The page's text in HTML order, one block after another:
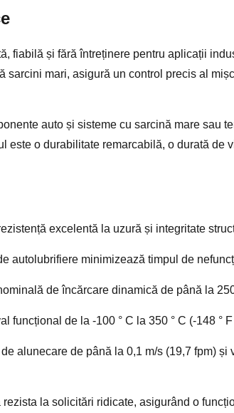
fiabilă și fără întreținere pentru aplicații
sarcini mari, asigură un control precis al
auto și sisteme cu sarcină mare sau
este o durabilitate remarcabilă, o durată
excelentă la uzură și integritate
autolubrifiere minimizează timpul de
de încărcare dinamică de până la
funcțional de la -100 ° C la 350 ° C (-148 °
alunecare de până la 0,1 m/s (19,7 fpm) și
rezista la solicitări ridicate, asigurând o